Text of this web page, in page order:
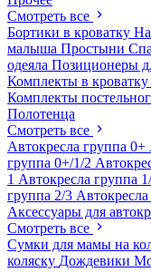
Смотреть все
Бортики в кроватку
малыша Простыни
одеяла Позиционеры
Комплекты в кроватку
Комплекты
Полотенца
Смотреть все
Автокресла группа 0+
группа 0+/1/2
1 Автокресла группа
группа 2/3
Аксессуары для
Смотреть все
Сумки для мамы на
коляску Дождевики